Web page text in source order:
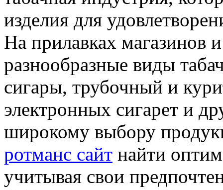
изделия для
На прилавках магазинов
разнообразные виды
сигары, трубочный и
электронных сигарет и
широкому выбору
ротманс сайт найти
учитывая свои